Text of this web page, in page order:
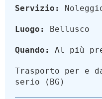
Servizio:
Luogo: Bellusco
Quando: Al più
Trasporto per e
serio (BG)